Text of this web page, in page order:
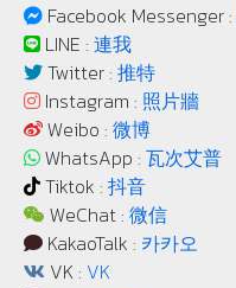
Facebook Messenger :
LINE : 連我
Twitter : 推特
Instagram : 照片牆
Weibo : 微博
WhatsApp : 瓦次艾普
Tiktok : 抖音
WeChat : 微信
KakaoTalk : 카카오
VK : VK